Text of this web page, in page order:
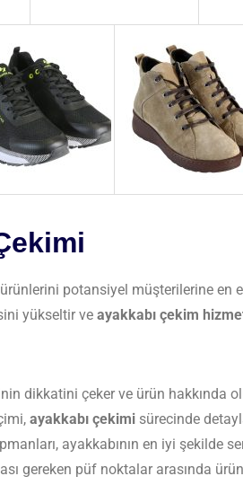
ürünlerini potansiyel müşterilerine
yükseltir ve ayakkabı çekim
dikkatini çeker ve ürün hakkında
ayakkabı çekimi sürecinde
ayakkabının en iyi şekilde
gereken püf noktalar arasında